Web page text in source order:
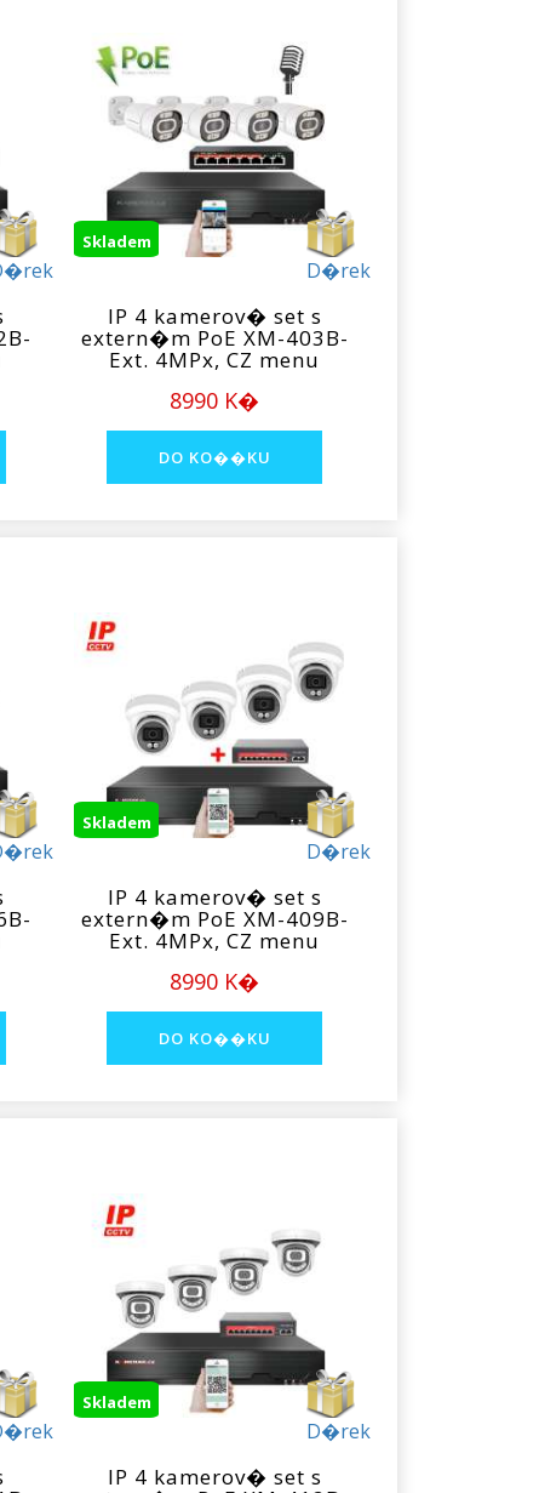
D�rek
Skladem
IP 4 kamerov� set s
extern�m PoE XM-403B-
Ext. 4MPx, CZ menu
8990 K�
D�rek
Skladem
IP 4 kamerov� set s
extern�m PoE XM-409B-
Ext. 4MPx, CZ menu
8990 K�
D�rek
Skladem
IP 4 kamerov� set s